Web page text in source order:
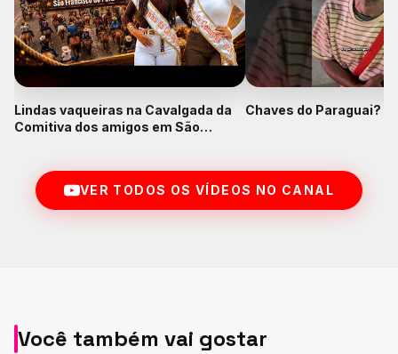
Lindas vaqueiras na Cavalgada da
Comitiva dos amigos em São
Chaves do Paraguai?
VER TODOS OS VÍDEOS NO CANAL
Você também vai gostar